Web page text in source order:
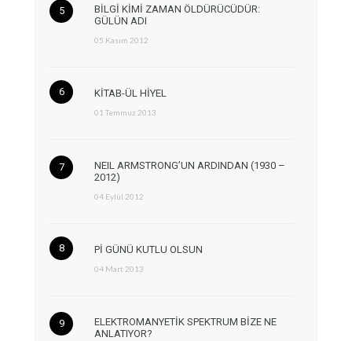
BİLGİ KİMİ ZAMAN ÖLDÜRÜCÜDÜR:
GÜLÜN ADI
05 Kasım 2012
KİTAB-ÜL HİYEL
01 Temmuz 2013
NEIL ARMSTRONG’UN ARDINDAN (1930 –
2012)
04 Eylül 2012
Pİ GÜNÜ KUTLU OLSUN
04 Mart 2013
ELEKTROMANYETİK SPEKTRUM BİZE NE
ANLATIYOR?